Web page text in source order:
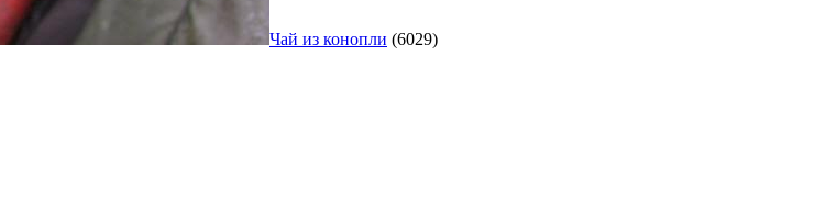
Чай из конопли (6029)